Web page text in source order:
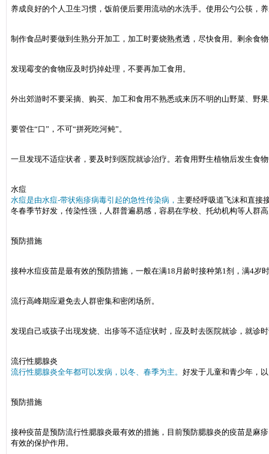
养成良好的个人卫生习惯，饭前便后要用流动的水洗手。使用公勺公筷，
制作食品时要做到生熟分开加工，加工时要烧熟煮透，尽快食用。剩余食
发现霉变的食物应及时扔掉处理，不要再加工食用。
外出郊游时不要采摘、购买、加工和食用不熟悉或来历不明的山野菜、野
要管住“口”，不可“拼死吃河鲀”。
一旦发现不适症状者，要及时到医院就诊治疗。若食用野生植物后发生食
水痘
水痘是由水痘-带状疱疹病毒引起的急性传染病， 主要经呼吸道飞沫和直接
冬春季节好发，传染性强，人群普遍易感，容易在学校、托幼机构等人群
预防措施
接种水痘疫苗是最有效的预防措施，一般在满18月龄时接种第1剂，满4
流行高峰期应避免去人群密集和密闭场所。
发现自己或孩子出现发烧、出疹等不适症状时，应及时去医院就诊，就诊
流行性腮腺炎
流行性腮腺炎全年都可以发病，以冬、春季为主。 好发于儿童和青少年，
预防措施
接种疫苗是预防流行性腮腺炎最有效的措施，目前预防腮腺炎的疫苗是麻
有效的保护作用。